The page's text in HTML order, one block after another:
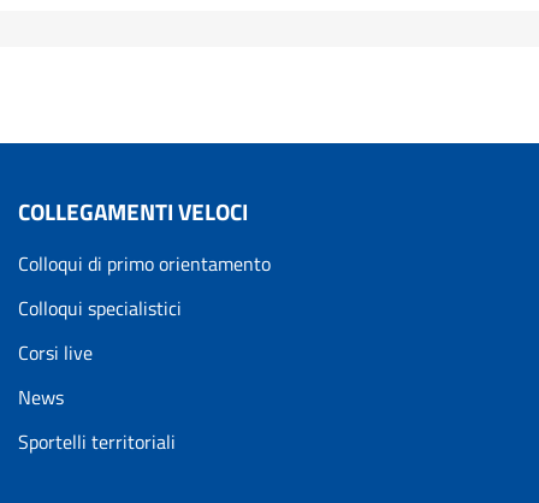
COLLEGAMENTI VELOCI
Colloqui di primo orientamento
Colloqui specialistici
Corsi live
News
Sportelli territoriali